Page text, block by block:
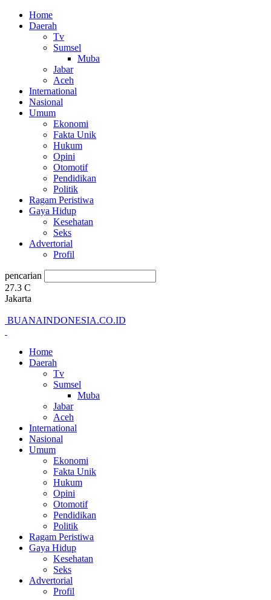
Home
Daerah
Tv
Sumsel
Muba
Jabar
Aceh
International
Nasional
Umum
Ekonomi
Fakta Unik
Hukum
Opini
Otomotif
Pendidikan
Politik
Ragam Peristiwa
Gaya Hidup
Kesehatan
Seks
Advertorial
Profil
pencarian
27.3 C
Jakarta
BUANAINDONESIA.CO.ID
Home
Daerah
Tv
Sumsel
Muba
Jabar
Aceh
International
Nasional
Umum
Ekonomi
Fakta Unik
Hukum
Opini
Otomotif
Pendidikan
Politik
Ragam Peristiwa
Gaya Hidup
Kesehatan
Seks
Advertorial
Profil